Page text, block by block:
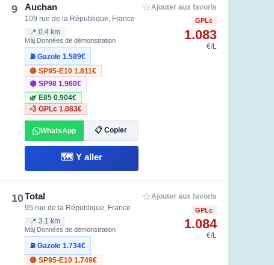
9 Auchan
109 rue de la République, France
📍 0.4 km
Màj Données de démonstration
⛽ Gazole1.589€
🔴 SP95-E101.811€
🟣 SP981.960€
🌿 E850.904€
💨 GPLc1.083€
WhatsApp 📋 Copier
🗺️ Y aller
☆Ajouter aux favoris
GPLc
1.083
€/L
10Total
95 rue de la République, France
📍 3.1 km
Màj Données de démonstration
⛽ Gazole1.734€
🔴 SP95-E101.749€
☆Ajouter aux favoris
GPLc
1.084
€/L